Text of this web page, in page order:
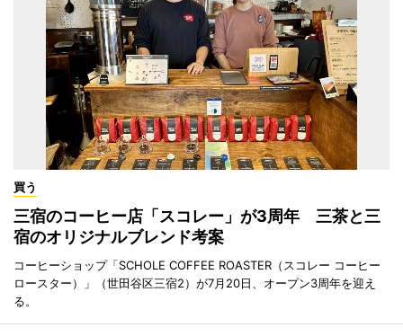
買う
三宿のコーヒー店「スコレー」が3周年 三茶と三
宿のオリジナルブレンド考案
コーヒーショップ「SCHOLE COFFEE ROASTER（スコレー コーヒー
ロースター）」（世田谷区三宿2）が7月20日、オープン3周年を迎え
る。